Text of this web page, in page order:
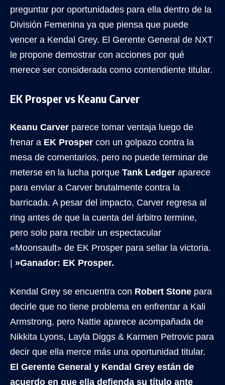
preguntar por oportunidades para ella dentro de la
División Femenina ya que piensa que puede
vencer a Kendal Grey. El Gerente General de NXT
le propone demostrar con acciones por qué
merece ser considerada como contendiente titular.
EK Prosper vs Keanu Carver
Keanu Carver parece tomar ventaja luego de
frenar a EK Prosper con un golpazo contra la
mesa de comentarios, pero no puede terminar de
meterse en la lucha porque Tank Ledger aparece
para enviar a Carver brutalmente contra la
barricada. A pesar del impacto, Carver regresa al
ring antes de que la cuenta del árbitro termine,
pero solo para recibir un espectacular
«Moonsault» de EK Prosper para sellar la victoria.
»Ganador: EK Prosper.
Kendal Grey se encuentra con Robert Stone para
decirle que no tiene problema en enfrentar a Kali
Armstrong, pero Nattie aparece acompañada de
Nikkita Lyons, Layla Diggs & Karmen Petrovic para
decir que ella merce más una oportunidad titular.
El Gerente General y Kendal Grey están de
acuerdo en que ella defienda su título ante